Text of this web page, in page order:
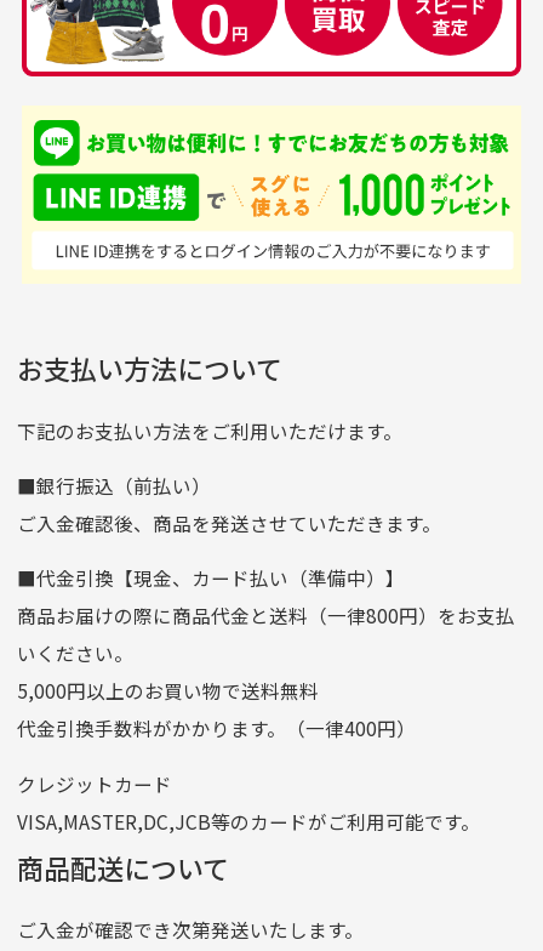
中古ゴルフウェアの
品揃えがすごい
て、ここまでゴルフブラ
ンドの取り扱いがあるの
はすごい。 毎日たくさ
んの商品がアップされて
いるので新作チェックす
安心して中古ウェア
を買えるお店です
ており商品を大切にして
いる感が伝わってきまし
た 「フロント部分に汚
れあり」と記載ありまし
[…]
銀行振込（前払い）
入金確認後商品発送となります。
※土曜、日曜、祝日は入金確認及び発送業務は致しておりま
せん。
尚、お振込み手数料はお客様ご負担となります。入金確認後
商品発送となります。
ご注文頂いてから7日以内をお振込み期限とさせ
りますのでご了承くださいませ。
支店名
和歌山支店
口座種別
普通
口座番号
0255557
口座名義
株式会社一条
ゆうちょ銀行
ゆうちょ間
記号
14710
他銀行から
店名
四七八（読みヨンナナハチ）
店番
478
預金種目
普通預金
申し込まれた商品と届いた商品が異なっている場合
商品説明に記載されていない汚れやダメージがある商品
の場合
お支払い方法について
下記のお支払い方法をご利用いただけます。
■銀行振込（前払い）
ご入金確認後、商品を発送させていただきます。
■代金引換【現金、カード払い（準備中）】
商品お届けの際に商品代金と送料（一律800円）をお支払
いください。
5,000円以上のお買い物で送料無料
代金引換手数料がかかります。（一律400円）
クレジットカード
VISA,MASTER,DC,JCB等のカードがご利用可能です。
商品配送について
ご入金が確認でき次第発送いたします。